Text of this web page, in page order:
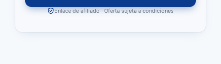
Enlace de afiliado · Oferta sujeta a condiciones